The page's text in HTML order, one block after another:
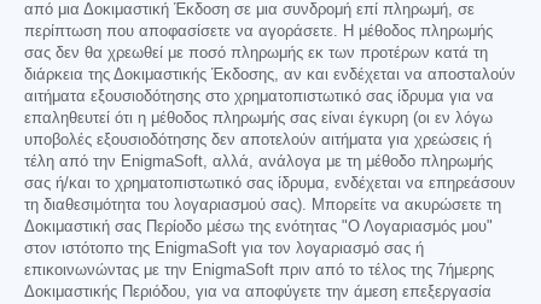
από μια Δοκιμαστική Έκδοση σε μια συνδρομή επί πληρωμή, σε
περίπτωση που αποφασίσετε να αγοράσετε. Η μέθοδος πληρωμής
σας δεν θα χρεωθεί με ποσό πληρωμής εκ των προτέρων κατά τη
διάρκεια της Δοκιμαστικής Έκδοσης, αν και ενδέχεται να αποσταλούν
αιτήματα εξουσιοδότησης στο χρηματοπιστωτικό σας ίδρυμα για να
επαληθευτεί ότι η μέθοδος πληρωμής σας είναι έγκυρη (οι εν λόγω
υποβολές εξουσιοδότησης δεν αποτελούν αιτήματα για χρεώσεις ή
τέλη από την EnigmaSoft, αλλά, ανάλογα με τη μέθοδο πληρωμής
σας ή/και το χρηματοπιστωτικό σας ίδρυμα, ενδέχεται να επηρεάσουν
τη διαθεσιμότητα του λογαριασμού σας). Μπορείτε να ακυρώσετε τη
Δοκιμαστική σας Περίοδο μέσω της ενότητας "Ο Λογαριασμός μου"
στον ιστότοπο της EnigmaSoft για τον λογαριασμό σας ή
επικοινωνώντας με την EnigmaSoft πριν από το τέλος της 7ήμερης
Δοκιμαστικής Περιόδου, για να αποφύγετε την άμεση επεξεργασία